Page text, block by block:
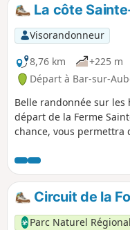
La côte
Visorandonneur
8,76 km
+225 m
Départ à Bar-sur-
Belle randonnée sur
départ de la Ferme
chance, vous permettra
position en hauteur.
Circuit de la
Parc Naturel Régional